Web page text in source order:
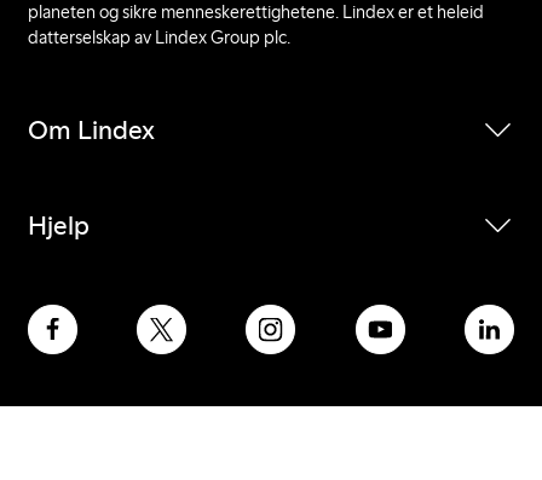
planeten og sikre menneskerettighetene. Lindex er et heleid
datterselskap av Lindex Group plc.
Om Lindex
Hjelp